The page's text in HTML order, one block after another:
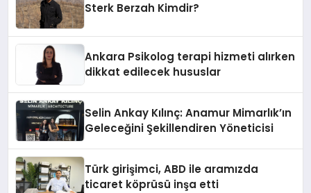
Sterk Berzah Kimdir?
Ankara Psikolog terapi hizmeti alırken
dikkat edilecek hususlar
Selin Ankay Kılınç: Anamur Mimarlık’ın
Geleceğini Şekillendiren Yöneticisi
Türk girişimci, ABD ile aramızda
ticaret köprüsü inşa etti